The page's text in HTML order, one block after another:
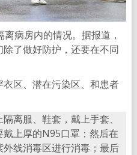
病房内的情况。据报道，
了做好防护，还要在不同
区、潜在污染区、和患者
离服、鞋套，戴上手套、
上厚的N95口罩；然后在
线消毒区进行消毒；最后